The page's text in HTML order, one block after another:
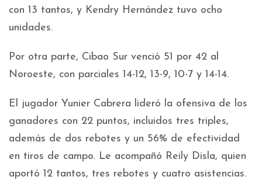
con 13 tantos, y Kendry Hernández tuvo ocho
unidades.
Por otra parte, Cibao Sur venció 51 por 42 al
Noroeste, con parciales 14-12, 13-9, 10-7 y 14-14.
El jugador Yunier Cabrera lideró la ofensiva de los
ganadores con 22 puntos, incluidos tres triples,
además de dos rebotes y un 56% de efectividad
en tiros de campo. Le acompañó Reily Disla, quien
aportó 12 tantos, tres rebotes y cuatro asistencias.